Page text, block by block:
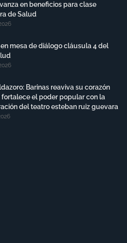
en beneficios para clase
de Salud
en mesa de diálogo cláusula 4 del
Barinas reaviva su corazón
el poder popular con la
del teatro esteban ruiz guevara